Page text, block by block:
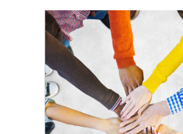
La prévention des conflits
d’intérêts
18 septembre 2023
FEUILLETER